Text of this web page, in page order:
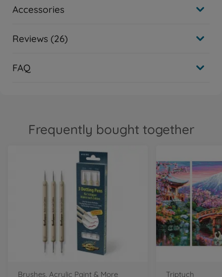
Accessories
Reviews (26)
FAQ
Frequently bought together
Brushes, Acrylic Paint & More Triptych